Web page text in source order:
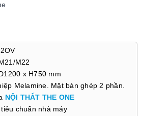
M22
x H750 mm
Melamine. Mặt bàn ghép 2 phần.
NỘI THẤT THE ONE
chuẩn nhà máy